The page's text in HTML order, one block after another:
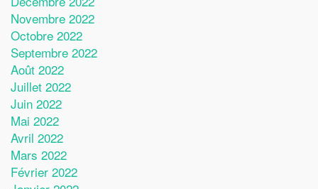
Novembre 2022
Octobre 2022
Septembre 2022
Août 2022
Juillet 2022
Juin 2022
Mai 2022
Avril 2022
Mars 2022
Février 2022